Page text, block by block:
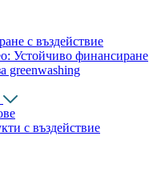
с въздействие
Устойчиво финансиране
greenwashing
с въздействие